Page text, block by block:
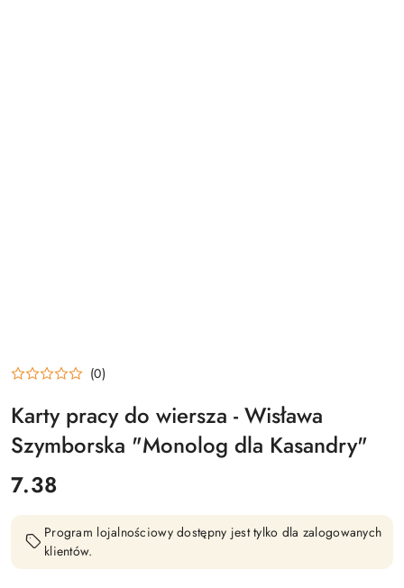
(0)
Karty pracy do wiersza - Wisława
Szymborska "Monolog dla Kasandry"
cena:
7.38
Program lojalnościowy dostępny jest tylko dla zalogowanych
klientów.